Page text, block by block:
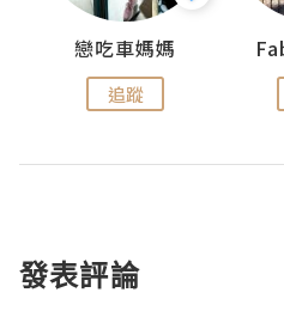
戀吃車媽媽
追蹤
發表評論